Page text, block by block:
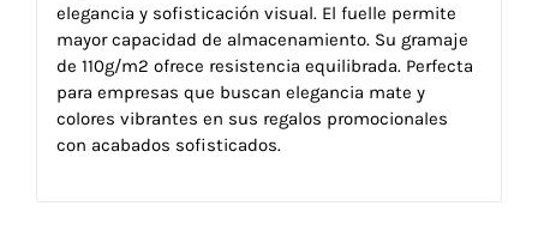
elegancia y sofisticación visual. El fuelle permite
mayor capacidad de almacenamiento. Su gramaje
de 110g/m2 ofrece resistencia equilibrada. Perfecta
para empresas que buscan elegancia mate y
colores vibrantes en sus regalos promocionales
con acabados sofisticados.